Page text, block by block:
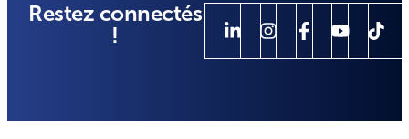
Restez connectés
!